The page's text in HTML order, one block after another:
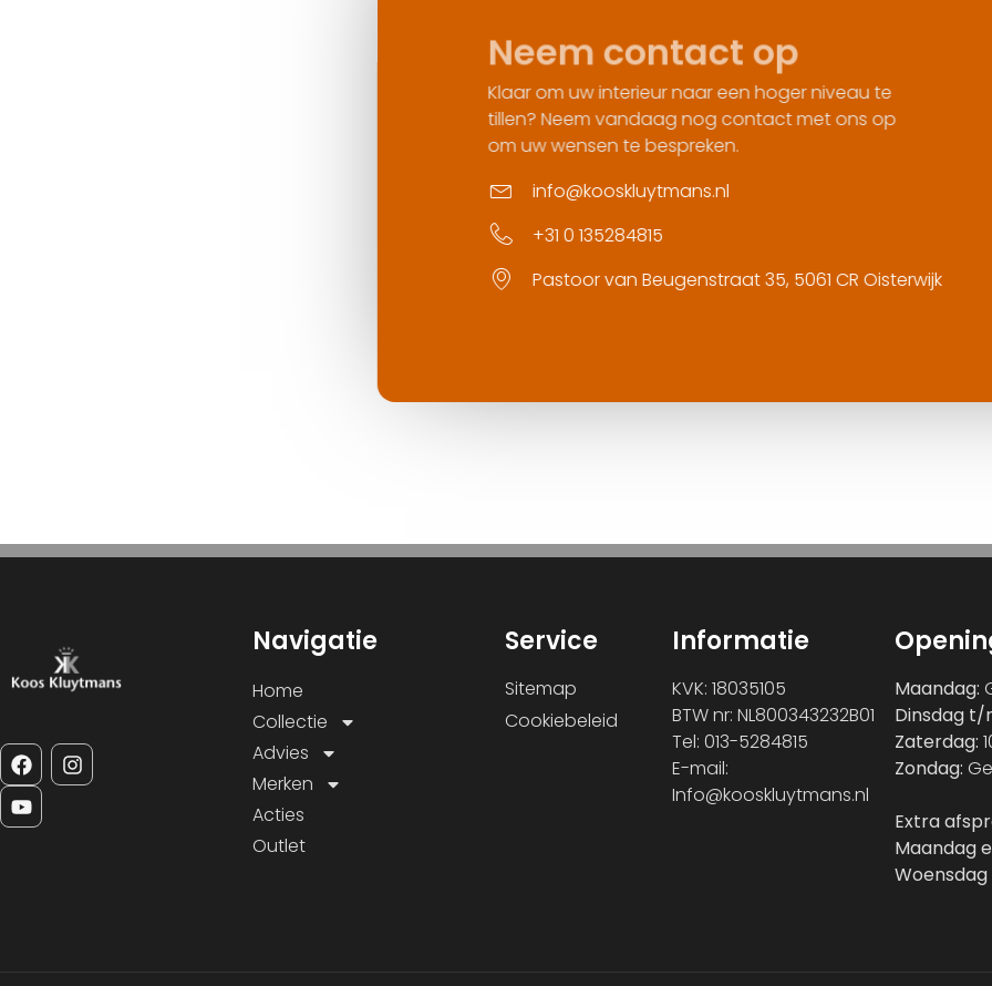
Klaar om uw interieur naar een hoger niveau te
tillen? Neem vandaag nog contact met ons op
Pastoor van Beugenstraat 35, 5061 CR Oisterwijk
Naam
Navigatie
Home
Collectie
Advies
Merken
Acties
Outlet
Service
Sitemap
Cookiebeleid
Informatie
KVK: 18035105
BTW nr: NL800343232B01
Tel: 013-5284815
E-mail:
Info@kooskluytmans.nl
Maandag:
Dinsdag t/
Zaterdag:
Zondag:
Extra
Maandag